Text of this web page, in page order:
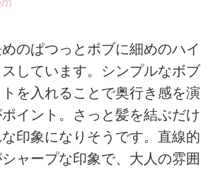
のぱつっとボブに細めのハイ
しています。シンプルなボブ
を入れることで奥行き感を演
イント。さっと髪を結ぶだけ
印象になりそうです。直線的
ャープな印象で、大人の雰囲